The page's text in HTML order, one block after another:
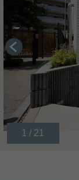
1 / 21